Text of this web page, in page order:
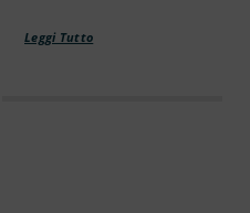
Leggi Tutto